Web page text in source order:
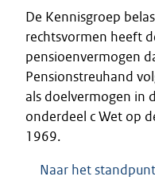
De Kennisgroep
rechtsvormen heeft
pensioenvermogen
Pensionstreuhand
als doelvermogen in
onderdeel c Wet op
1969.
Naar het standpunt